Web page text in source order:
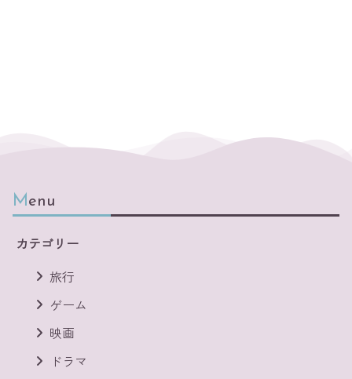
Menu
カテゴリー
旅行
ゲーム
映画
ドラマ